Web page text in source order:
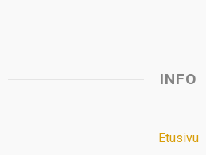
INFO
Etusivu